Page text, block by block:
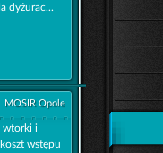
dyżurac...
MOSIR Opole
wtorki i
wstępu